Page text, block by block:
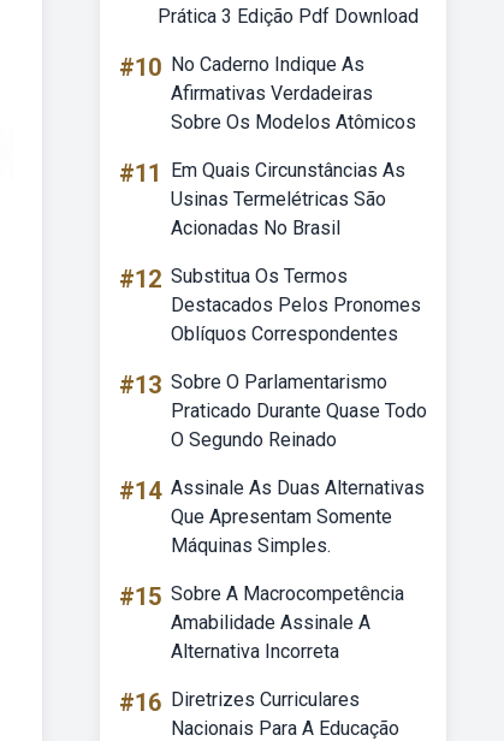
Prática 3 Edição Pdf Download
#10 No Caderno Indique As
Afirmativas Verdadeiras
Sobre Os Modelos Atômicos
#11
Em Quais Circunstâncias As
Usinas Termelétricas São
Acionadas No Brasil
#12 Substitua Os Termos
Destacados Pelos Pronomes
Oblíquos Correspondentes
#13 Sobre O Parlamentarismo
Praticado Durante Quase Todo
O Segundo Reinado
#14 Assinale As Duas Alternativas
Que Apresentam Somente
Máquinas Simples.
#15 Sobre A Macrocompetência
Amabilidade Assinale A
Alternativa Incorreta
#16 Diretrizes Curriculares
Nacionais Para A Educação